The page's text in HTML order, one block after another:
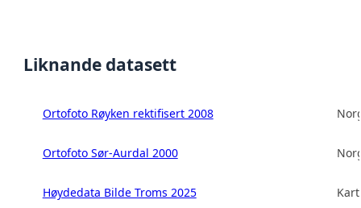
Liknande datasett
Ortofoto Røyken rektifisert 2008
Ortofoto Sør-Aurdal 2000
Høydedata Bilde Troms 2025